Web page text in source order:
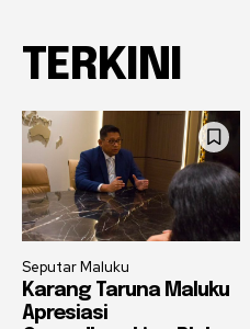
TERKINI
Seputar Maluku
Karang Taruna Maluku
Apresiasi